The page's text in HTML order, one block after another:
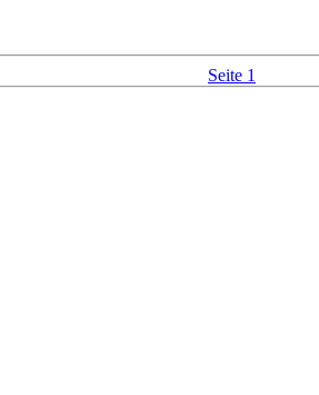
Seite 1